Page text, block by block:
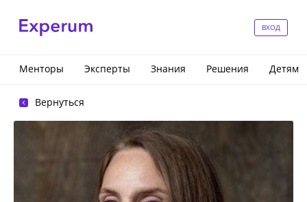
ВХОД
Менторы Эксперты Знания Решения Детям
Вернуться